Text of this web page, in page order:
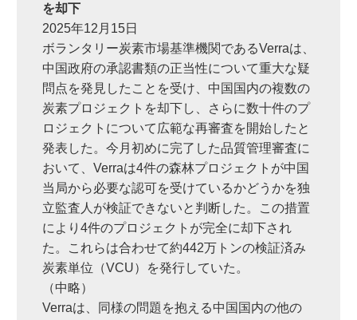
を却下
2025年12月15日
ボランタリー炭素市場基準機関であるVerraは、
中国政府の承認書類の正当性について重大な疑
問点を発見したことを受け、中国国内の複数の
炭素プロジェクトを却下し、さらに数十件のプ
ロジェクトについて広範な再審査を開始したと
発表した。今月初めに完了した品質管理審査に
おいて、Verraは4件の森林プロジェクトが中国
当局から必要な認可を受けているかどうかを独
立監査人が検証できないと判断した。この措置
により4件のプロジェクトが完全に却下され
た。これらは合わせて約442万トンの検証済み
炭素単位（VCU）を発行していた。
（中略）
Verraは、同様の問題を抱える中国国内の他の